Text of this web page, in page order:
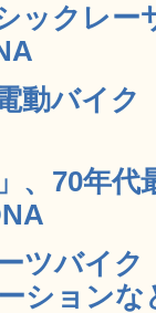
ックレー
動バイク
、70年
ツバイク
ション